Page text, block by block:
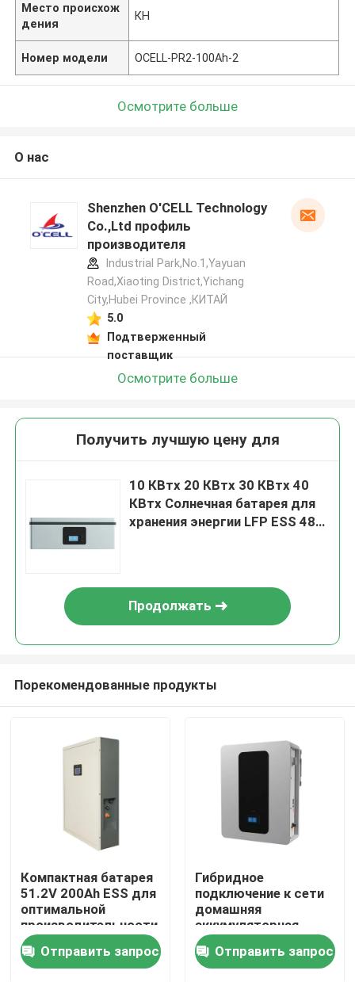
Главная страница
Продукция
VR - шоу
Место происхож
дения
КН
Номер модели ОCELL-PR2-100Ah-2
Осмотрите больше
О нас
Shenzhen O'CELL Technology
Co.,Ltd профиль
производителя
Industrial Park,No.1,Yayuan
Road,Xiaoting District,Yichang
City,Hubei Province ,КИТАЙ
5.0
Подтверженный
поставщик
Осмотрите больше
Получить лучшую цену для
10 КВтх 20 КВтх 30 КВтх 40
КВтх Солнечная батарея для
хранения энергии LFP ESS 48
Продолжать
Порекомендованные продукты
Компактная батарея
51.2V 200Ah ESS для
оптимальной
производительности
Отправить запрос
Гибридное
подключение к сети
домашняя
аккумуляторная
система 51.2V 100Ah
5kWh ESS
аккумулятор
Отправить запрос